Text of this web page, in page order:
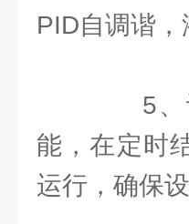
PID自调谐
5、设
能，在定时
运行，确保